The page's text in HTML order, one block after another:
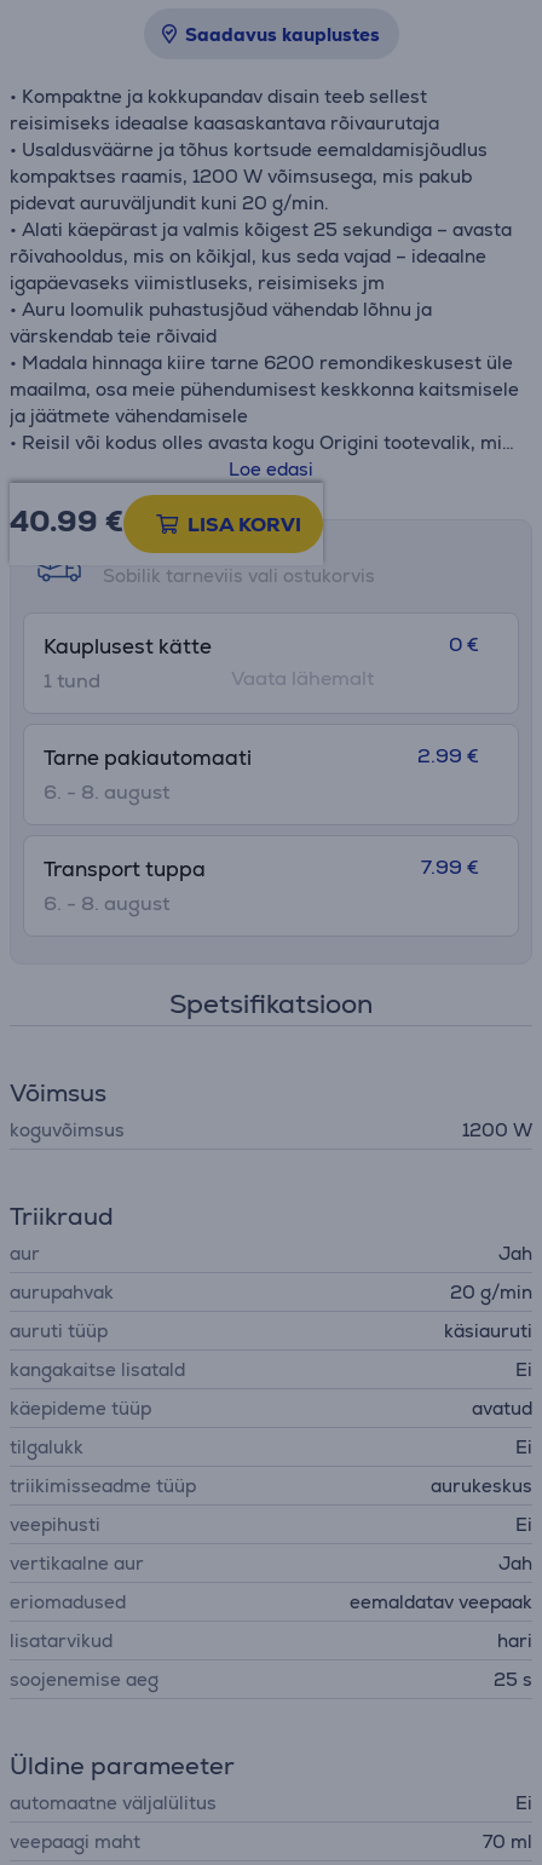
Saadavus kauplustes
• Kompaktne ja kokkupandav disain teeb sellest
reisimiseks ideaalse kaasaskantava rõivaurutaja
• Usaldusväärne ja tõhus kortsude eemaldamisjõudlus
kompaktses raamis, 1200 W võimsusega, mis pakub
pidevat auruväljundit kuni 20 g/min.
• Alati käepärast ja valmis kõigest 25 sekundiga – avasta
rõivahooldus, mis on kõikjal, kus seda vajad – ideaalne
igapäevaseks viimistluseks, reisimiseks jm
• Auru loomulik puhastusjõud vähendab lõhnu ja
värskendab teie rõivaid
• Madala hinnaga kiire tarne 6200 remondikeskusest üle
maailma, osa meie pühendumisest keskkonna kaitsmisele
ja jäätmete vähendamisele
• Reisil või kodus olles avasta kogu Origini tootevalik, mis
on loodud vastama kõikidele Sinu vajadustele: Origin
Traveli käeshoitavad aurutid ja Origin Home
vertikaalaurutid
• Kergesti eemaldatav ja täidetav 70 ml veepaak, 2 m
juhe sujuvaks käsitsemiseks ja sisseehitatud konks
käeshoitavat aurutit kõikjale kaasa võtta
Loe edasi
40.99 € LISA KORVI
Tarne võimalused
Sobilik tarneviis vali ostukorvis
Kauplusest kätte
1 tund
0 €
Vaata lähemalt
Tarne pakiautomaati
6. - 8. august
2.99 €
Transport tuppa
6. - 8. august
7.99 €
Spetsifikatsioon
Võimsus
koguvõimsus 1200 W
Triikraud
aur
Jah
aurupahvak
20 g/min
auruti tüüp
käsiauruti
kangakaitse lisatald
Ei
käepideme tüüp
avatud
tilgalukk
Ei
triikimisseadme tüüp
aurukeskus
veepihusti
Ei
vertikaalne aur
Jah
eriomadused
eemaldatav veepaak
lisatarvikud
hari
soojenemise aeg
25 s
Üldine parameeter
automaatne väljalülitus
Ei
veepaagi maht
70 ml